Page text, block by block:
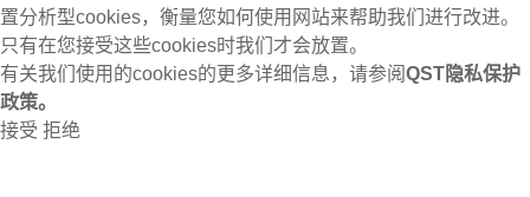
置分析型cookies，衡量您如何使用网站来帮助我们进行改进。
只有在您接受这些cookies时我们才会放置。
有关我们使用的cookies的更多详细信息，请参阅QST隐私保护
政策。
接受 拒绝